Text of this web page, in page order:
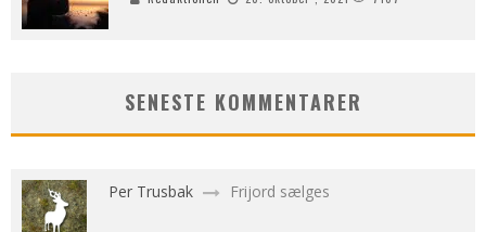
SENESTE KOMMENTARER
Per Trusbak Frijord sælges